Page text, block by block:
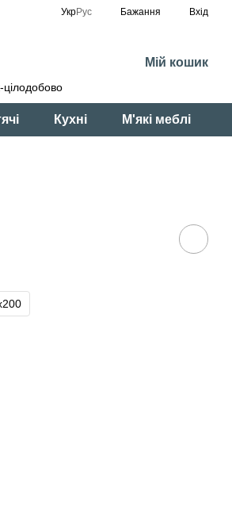
УкрРус Бажання Вхід
Мій кошик
Кухні М'які меблі